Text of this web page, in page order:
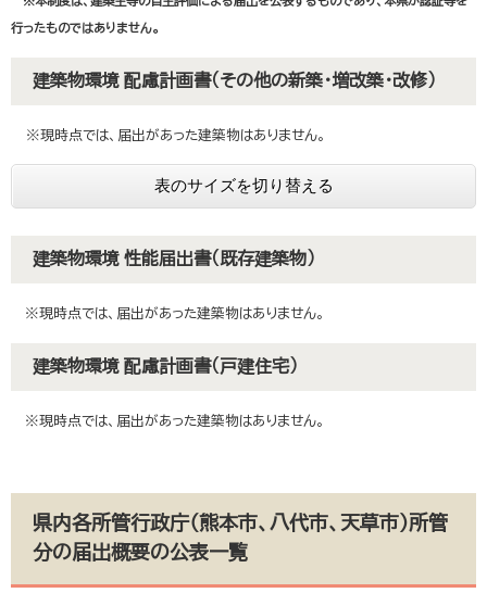
行ったものではありません。
建築物環境 配慮計画書（その他の新築・増改築・改修）
※現時点では、届出があった建築物はありません。
表のサイズを切り替える
建築物環境 性能届出書（既存建築物）
※現時点では、届出があった建築物はありません。
建築物環境 配慮計画書（戸建住宅）
※現時点では、届出があった建築物はありません。
県内各所管行政庁（熊本市、八代市、天草市）所管
分の届出概要の公表一覧